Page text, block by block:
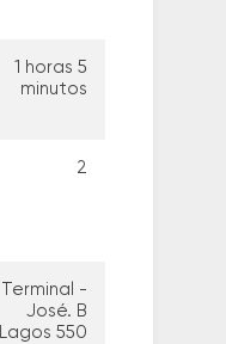
1 horas 5
minutos
2
Terminal -
José. B
Lagos 550